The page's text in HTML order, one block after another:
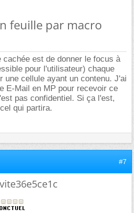
feuille par macro
cachée est de donner le focus à
pour l'utilisateur) chaque
une cellule ayant un contenu. J'ai
E-Mail en MP pour recevoir ce
pas confidentiel. Si ça l'est,
qui partira.
#7